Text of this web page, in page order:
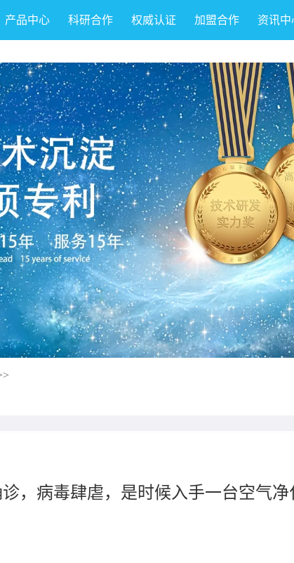
产品中心 科研合作 权威认证 加盟合作 资讯中
，病毒肆虐，是时候入手一台空气净